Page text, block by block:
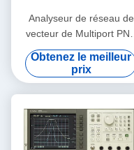
Analyseur de réseau de
vecteur de Multiport PNA
Keysight Agilent E8362B
10MHz-20GHz
Obtenez le meilleur
prix